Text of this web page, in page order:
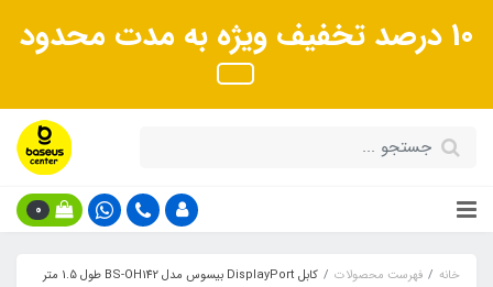
10 درصد تخفیف ویژه به مدت محدود
0
خانه فهرست محصولات کابل DisplayPort بیسوس مدل BS-OH142 طول 1.5 متر